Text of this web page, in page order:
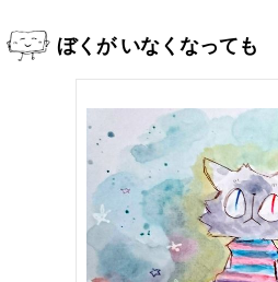
ぼくが いなくなっても